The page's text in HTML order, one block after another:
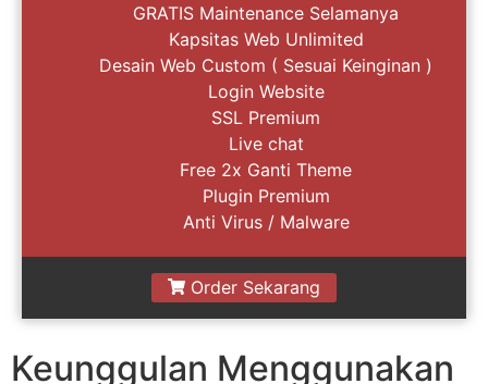
GRATIS Maintenance Selamanya
Kapsitas Web Unlimited
Desain Web Custom ( Sesuai Keinginan )
Login Website
SSL Premium
Live chat
Free 2x Ganti Theme
Plugin Premium
Anti Virus / Malware
Order Sekarang
Keunggulan Menggunakan